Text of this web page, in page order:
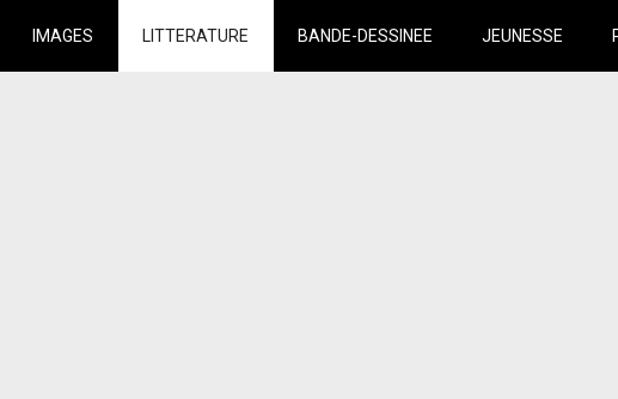
IMAGES LITTERATURE BANDE-DESSINEE JEUNESSE